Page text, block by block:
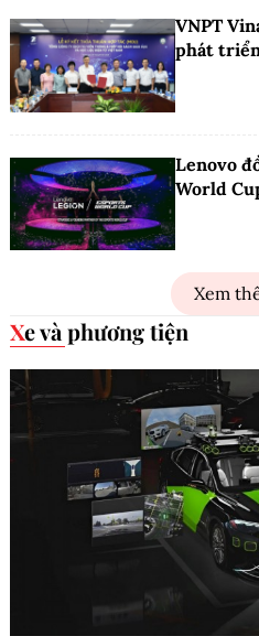
VNPT
phát
Lenovo
World
Xem
Xe và phương tiện